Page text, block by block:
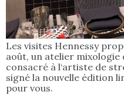
Les visites Hennessy
août, un atelier mixologie
consacré à l‘artiste de
signé la nouvelle édition
pour vous.